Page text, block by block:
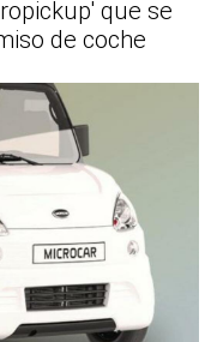
que se
de coche